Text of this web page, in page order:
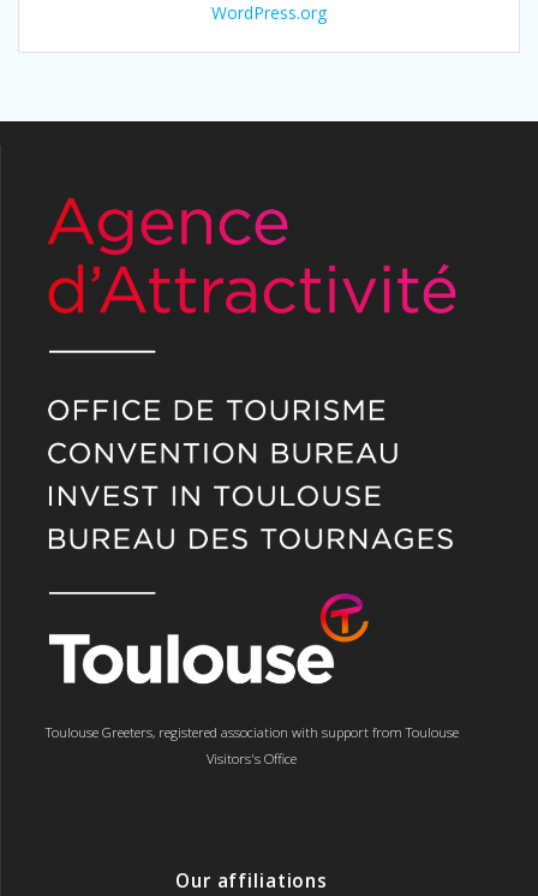
WordPress.org
Toulouse Greeters, registered association with support from Toulouse
Visitors's Office
Our affiliations